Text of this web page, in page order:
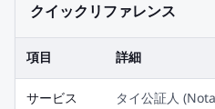
クイックリファレンス
項目 詳細
サービス タイ公証人